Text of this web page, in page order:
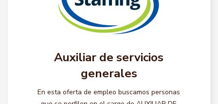
Auxiliar de servicios
generales
En esta oferta de empleo buscamos personas